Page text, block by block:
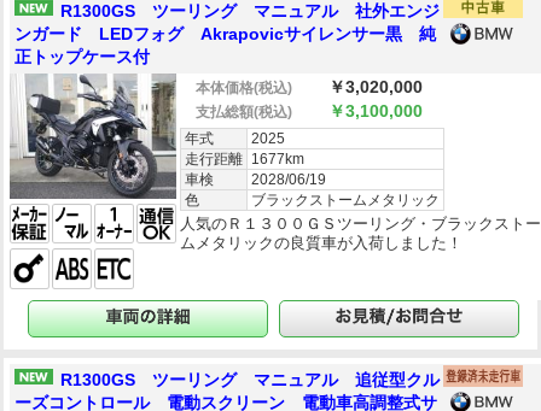
R1300GS ツーリング マニュアル 社外エンジ
ンガード LEDフォグ Akrapovicサイレンサー黒 純
正トップケース付
本体価格(税込) ￥3,020,000
支払総額(税込) ￥3,100,000
年式
2025
走行距離 1677km
車検
2028/06/19
色
ブラックストームメタリック
人気のＲ１３００ＧＳツーリング・ブラックストー
ムメタリックの良質車が入荷しました！
R1300GS ツーリング マニュアル 追従型クル
ーズコントロール 電動スクリーン 電動車高調整式サ